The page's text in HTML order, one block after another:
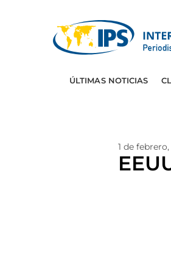
ÚLTIMAS NOTICIAS
1 de